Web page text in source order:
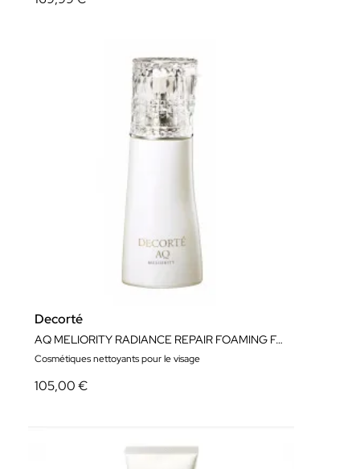
Decorté
AQ MELIORITY RADIANCE REPAIR FOAMING FACE WASH 200 ML
Cosmétiques nettoyants pour le visage
105,00 €